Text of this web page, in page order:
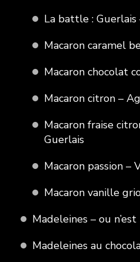
La battle : Guerlais
Macaron caramel
Macaron chocolat
Macaron citron –
Macaron fraise
Guerlais
Macaron passion –
Macaron vanille
Madeleines – ou
Madeleines au